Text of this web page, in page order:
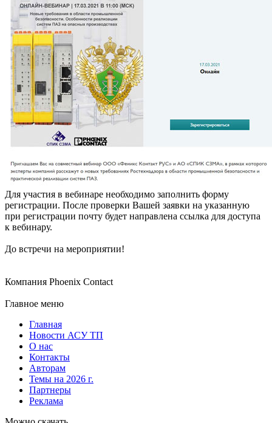
Для участия в вебинаре необходимо заполнить форму
регистрации. После проверки Вашей заявки на указанную
при регистрации почту будет направлена ссылка для доступа
к вебинару.
До встречи на мероприятии!
Компания Phoenix Contact
Главное меню
Главная
Новости АСУ ТП
О нас
Контакты
Авторам
Темы на 2026 г.
Партнеры
Реклама